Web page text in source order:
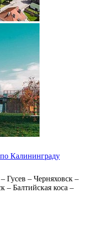
Калининграду
Гусев – Черняховск –
– Балтийская коса –